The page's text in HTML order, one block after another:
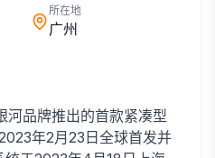
所在地
广州
河品牌推出的首款紧凑型
年2月23日全球首发并